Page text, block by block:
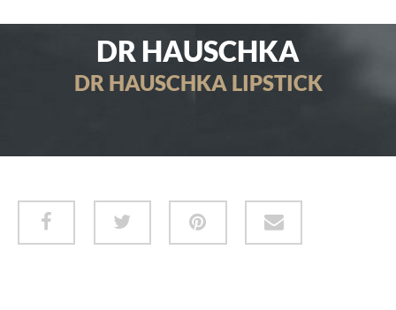
GEZOND ETEN
SUPPLEMENTEN
HUID & LICHAAM
CADEAUBON
DR HAUSCHKA
DR HAUSCHKA LIPSTICK